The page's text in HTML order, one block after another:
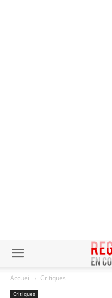
Accueil Critiques
Critiques